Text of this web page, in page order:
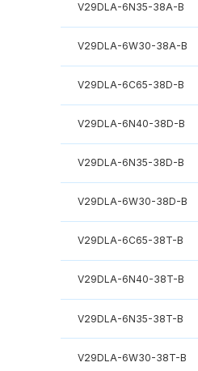
V29DLA-6N35-38A-B
V29DLA-6W30-38A-B
V29DLA-6C65-38D-B
V29DLA-6N40-38D-B
V29DLA-6N35-38D-B
V29DLA-6W30-38D-B
V29DLA-6C65-38T-B
V29DLA-6N40-38T-B
V29DLA-6N35-38T-B
V29DLA-6W30-38T-B